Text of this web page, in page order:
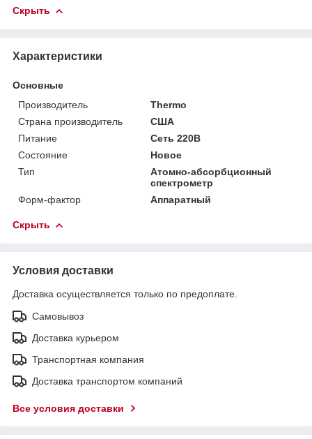
Скрыть
Характеристики
Основные
Производитель
Thermo
Страна производитель
США
Питание
Сеть 220В
Состояние
Новое
Тип
Атомно-абсорбционный
спектрометр
Форм-фактор
Аппаратный
Скрыть
Условия доставки
Доставка осуществляется только по предоплате.
Самовывоз
Доставка курьером
Транспортная компания
Доставка транспортом компаний
Все условия доставки